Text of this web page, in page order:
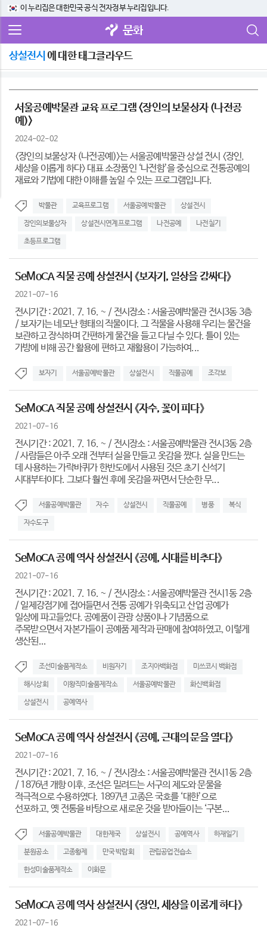
이 누리집은 대한민국 공식 전자정부 누리집입니다.
문화
상설전시 에 대한 태그클라우드
서울공예박물관 교육 프로그램 <장인의 보물상자 (나전공
예)>
2024-02-02
<장인의 보물상자 (나전공예)>는 서울공예박물관 상설 전시 <장인,
세상을 이롭게 하다> 대표 소장품인 ‘나전함’을 중심으로 전통공예의
재료와 기법에 대한 이해를 높일 수 있는 프로그램입니다.
박물관 교육프로그램 서울공예박물관 상설전시
장인의보물상자 상설전시연계프로그램 나전공예 나전칠기
초등프로그램
SeMoCA 직물 공예 상설전시 《보자기, 일상을 감싸다》
2021-07-16
전시기간 : 2021. 7. 16. ~ / 전시장소 : 서울공예박물관 전시3동 3층
/ 보자기는 네모난 형태의 직물이다. 그 직물을 사용해 우리는 물건을
보관하고 장식하며 간편하게 물건을 들고 다닐 수 있다. 틀이 있는
가방에 비해 공간 활용에 편하고 재활용이 가능하여...
보자기 서울공예박물관 상설전시 직물공예 조각보
SeMoCA 직물 공예 상설전시 《자수, 꽃이 피다》
2021-07-16
전시기간 : 2021. 7. 16. ~ / 전시장소 : 서울공예박물관 전시3동 2층
/ 사람들은 아주 오래 전부터 실을 만들고 옷감을 짰다. 실을 만드는
데 사용하는 가락바퀴가 한반도에서 사용된 것은 초기 신석기
시대부터이다. 그보다 훨씬 후에 옷감을 짜면서 단순한 무...
서울공예박물관 자수 상설전시 직물공예 병풍 복식
자수도구
SeMoCA 공예 역사 상설전시 《공예, 시대를 비추다》
2021-07-16
전시기간 : 2021. 7. 16. ~ / 전시장소 : 서울공예박물관 전시1동 2층
/ 일제강점기에 접어들면서 전통 공예가 위축되고 산업 공예가
일상에 파고들었다. 공예품이 관광 상품이나 기념품으로
주목받으면서 자본가들이 공예품 제작과 판매에 참여하였고, 이렇게
생산된...
조선미술품제작소 비원자기 조지아백화점 미쓰코시 백화점
해시상회 이왕직미술품제작소 서울공예박물관 화신백화점
상설전시 공예역사
SeMoCA 공예 역사 상설전시 《공예, 근대의 문을 열다》
2021-07-16
전시기간 : 2021. 7. 16. ~ / 전시장소 : 서울공예박물관 전시1동 2층
/ 1876년 개항 이후, 조선은 밀려드는 서구의 제도와 문물을
적극적으로 수용하였다. 1897년 고종은 국호를 ‘대한’으로
선포하고, 옛 전통을 바탕으로 새로운 것을 받아들이는 ‘구본...
서울공예박물관 대한제국 상설전시 공예역사 하재일기
분원공소 고종황제 만국 박람회 관립공업전습소
한성미술품제작소 이화문
SeMoCA 공예 역사 상설전시 《장인, 세상을 이롭게 하다》
2021-07-16